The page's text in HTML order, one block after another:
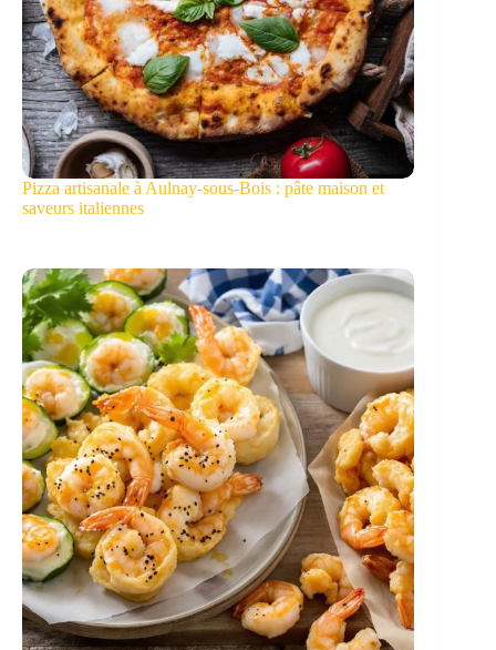
Pizza artisanale à Aulnay-sous-Bois : pâte maison et
saveurs italiennes